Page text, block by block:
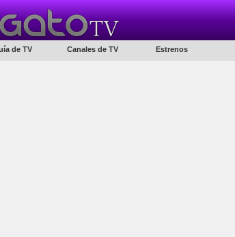
de TV Canales de TV Estrenos